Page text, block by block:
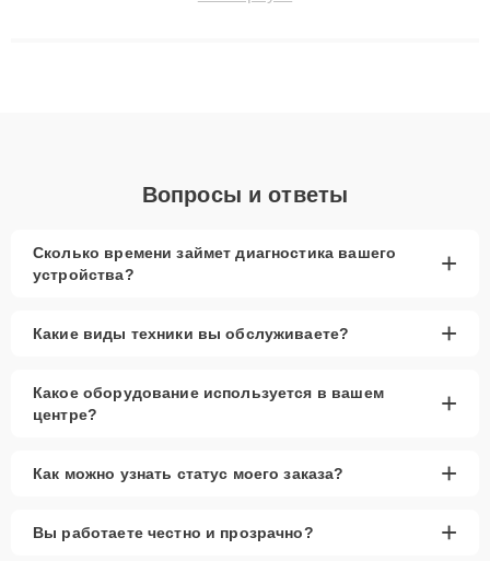
Вопросы и ответы
Сколько времени займет диагностика вашего
устройства?
+
Какие виды техники вы обслуживаете? +
Какое оборудование используется в вашем
центре?
+
Как можно узнать статус моего заказа? +
Вы работаете честно и прозрачно? +